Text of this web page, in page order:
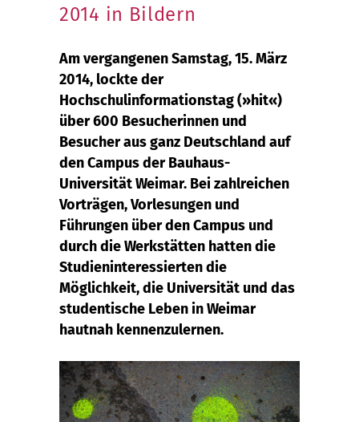
2014 in Bildern
Am vergangenen Samstag, 15. März
2014, lockte der
Hochschulinformationstag (»hit«)
über 600 Besucherinnen und
Besucher aus ganz Deutschland auf
den Campus der Bauhaus-
Universität Weimar. Bei zahlreichen
Vorträgen, Vorlesungen und
Führungen über den Campus und
durch die Werkstätten hatten die
Studieninteressierten die
Möglichkeit, die Universität und das
studentische Leben in Weimar
hautnah kennenzulernen.